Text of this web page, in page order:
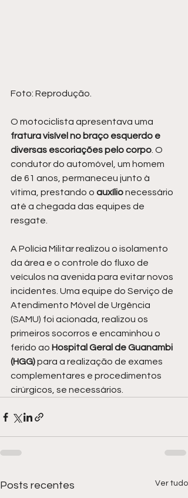
Foto: Reprodução.
O motociclista apresentava uma
fratura visível no braço esquerdo e
diversas escoriações pelo corpo. O
condutor do automóvel, um homem
de 61 anos, permaneceu junto à
vítima, prestando o auxílio necessário
até a chegada das equipes de
resgate.
A Polícia Militar realizou o isolamento
da área e o controle do fluxo de
veículos na avenida para evitar novos
incidentes. Uma equipe do Serviço de
Atendimento Móvel de Urgência
(SAMU) foi acionada, realizou os
primeiros socorros e encaminhou o
ferido ao Hospital Geral de Guanambi
(HGG) para a realização de exames
complementares e procedimentos
cirúrgicos, se necessários.
Posts recentes Ver tudo